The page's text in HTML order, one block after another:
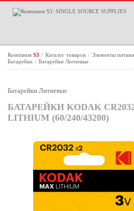
Компания S3 / Каталог товаров / Элементы
Батарейки / Батарейки Литиевые
Батарейки Литиевые
БАТАРЕЙКИ KODAK
LITHIUM (60/240/43200)